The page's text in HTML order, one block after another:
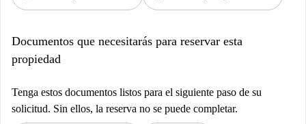
Documentos que necesitarás para reservar esta
propiedad
Tenga estos documentos listos para el siguiente paso de su
solicitud. Sin ellos, la reserva no se puede completar.